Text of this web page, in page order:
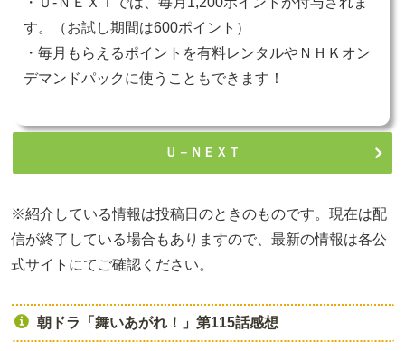
す。（お試し期間は600ポイント）
・毎月もらえるポイントを有料レンタルやＮＨＫオン
デマンドパックに使うこともできます！
Ｕ－ＮＥＸＴ
※紹介している情報は投稿日のときのものです。現在は配
信が終了している場合もありますので、最新の情報は各公
式サイトにてご確認ください。
朝ドラ「舞いあがれ！」第115話感想